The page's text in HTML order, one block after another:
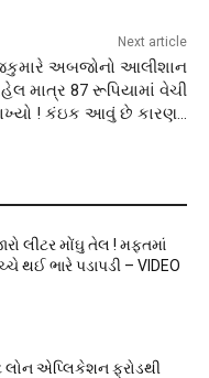
Next article
અબજોનો આલીશાન
માત્ર 87 રૂપિયામાં વેચી
! કંઇક આવું છે કારણ…
લીટર મોંઘુ તેલ ! મફતમાં
થઈ ભારે પડાપડી – VIDEO
લોન એપ્લિકેશન ફ્રોડથી